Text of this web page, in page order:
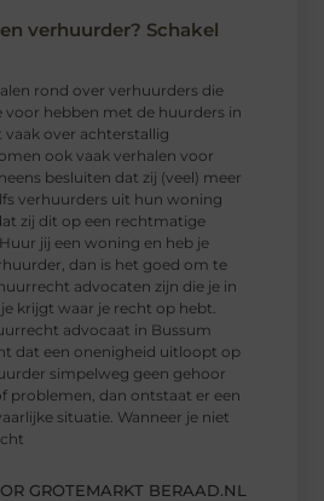
verhuurder? Schakel
rond over verhuurders die
voor hebben met de huurders in
vaak over achterstallig
ook vaak verhalen voor
besluiten dat zij (veel) meer
verhuurders uit hun woning
zij dit op een rechtmatige
jij een woning en heb je
dan is het goed om te
advocaten zijn die je in
krijgt waar je recht op hebt.
advocaat in Bussum
dat een onenigheid uitloopt op
simpelweg geen gehoor
problemen, dan ontstaat er een
situatie. Wanneer je niet
GROTEMARKT BERAAD.NL